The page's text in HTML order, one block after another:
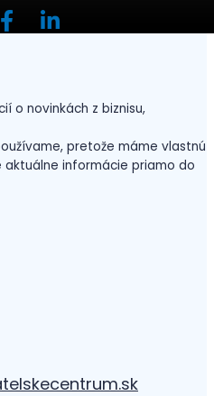
o novinkách z biznisu,
pretože máme vlastnú
informácie priamo do